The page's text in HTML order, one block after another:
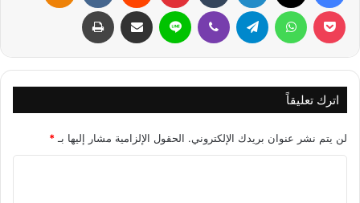
اترك تعليقاً
لن يتم نشر عنوان بريدك الإلكتروني. الحقول الإلزامية مشار إليها بـ *